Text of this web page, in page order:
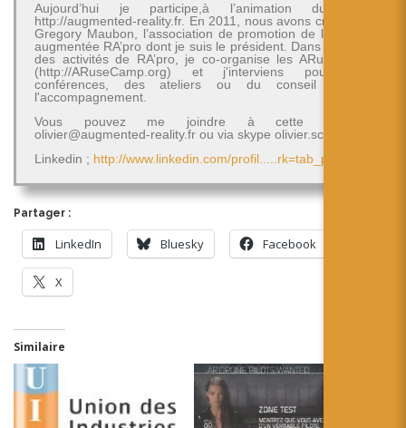
Aujourd’hui je participe,à l’animation du blog
http://augmented-reality.fr. En 2011, nous avons créé avec
Gregory Maubon, l’association de promotion de la réalité
augmentée RA’pro dont je suis le président. Dans le cadre
des activités de RA’pro, je co-organise les ARuseCamp
(http://ARuseCamp.org) et j'interviens pour des
conférences, des ateliers ou du conseil et de
l'accompagnement.
Vous pouvez me joindre à cette adresse
olivier@augmented-reality.fr ou via skype olivier.schimpf
Linkedin ; http://www.linkedin.com/profil.....rk=tab_pro
Partager :
LinkedIn Bluesky Facebook
X
Similaire